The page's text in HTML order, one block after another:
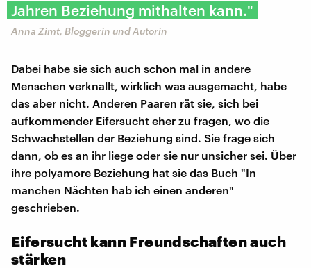
Jahren Beziehung mithalten kann."
Anna Zimt, Bloggerin und Autorin
Dabei habe sie sich auch schon mal in andere
Menschen verknallt, wirklich was ausgemacht, habe
das aber nicht. Anderen Paaren rät sie, sich bei
aufkommender Eifersucht eher zu fragen, wo die
Schwachstellen der Beziehung sind. Sie frage sich
dann, ob es an ihr liege oder sie nur unsicher sei. Über
ihre polyamore Beziehung hat sie das Buch "In
manchen Nächten hab ich einen anderen"
geschrieben.
Eifersucht kann Freundschaften auch
stärken